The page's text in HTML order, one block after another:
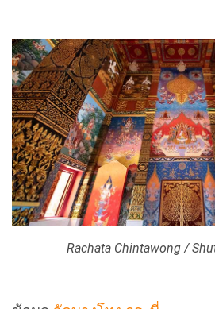
Rachata Chintawong /